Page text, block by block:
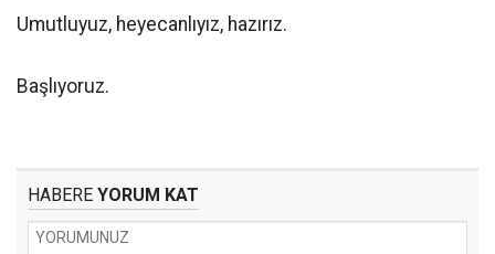
Umutluyuz, heyecanlıyız, hazırız.
Başlıyoruz.
HABERE YORUM KAT